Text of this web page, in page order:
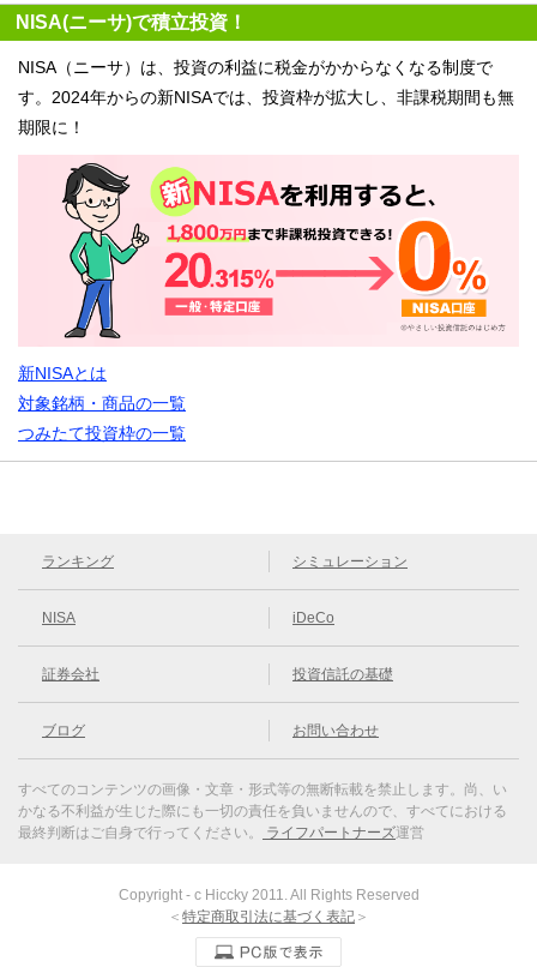
NISA(ニーサ)で積立投資！
NISA（ニーサ）は、投資の利益に税金がかからなくなる制度で
す。2024年からの新NISAでは、投資枠が拡大し、非課税期間も無
期限に！
新NISAとは
対象銘柄・商品の一覧
つみたて投資枠の一覧
ランキング シミュレーション
NISA iDeCo
証券会社 投資信託の基礎
ブログ お問い合わせ
すべてのコンテンツの画像・文章・形式等の無断転載を禁止します。 尚、い
かなる不利益が生じた際にも一切の責任を負いませんので、すべてにおける
最終判断はご自身で行ってください。
ライフパートナーズ運営
Copyright - c Hiccky 2011. All Rights Reserved
＜ 特定商取引法に基づく表記 ＞